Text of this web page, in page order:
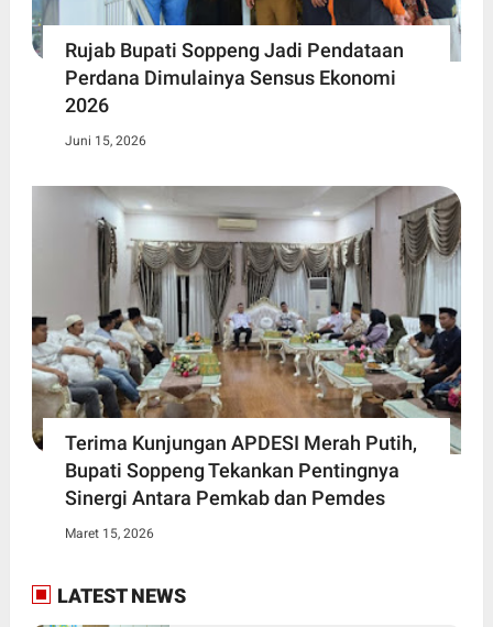
Rujab Bupati Soppeng Jadi Pendataan
Perdana Dimulainya Sensus Ekonomi
2026
Juni 15, 2026
Terima Kunjungan APDESI Merah Putih,
Bupati Soppeng Tekankan Pentingnya
Sinergi Antara Pemkab dan Pemdes
Maret 15, 2026
LATEST NEWS